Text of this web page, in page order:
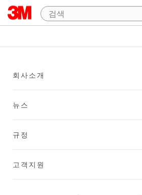
회사소개
뉴스
규정
고객지원